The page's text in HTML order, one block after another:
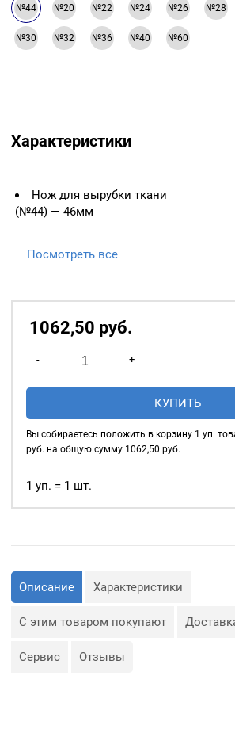
№44 №20 №22 №24 №26 №28
№30 №32 №36 №40 №60
Характеристики
Нож для вырубки ткани
(№44) — 46мм
Посмотреть все
1062,50 руб.
-
товара
Нож
вырубки
ткани
+
КУПИТЬ
Вы собираетесь положить в корзину 1 уп.
руб. на общую сумму 1062,50 руб.
1 уп. = 1 шт.
Описание Характеристики
С этим товаром покупают
Сервис Отзывы